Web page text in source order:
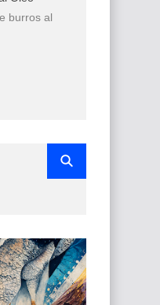
burros al